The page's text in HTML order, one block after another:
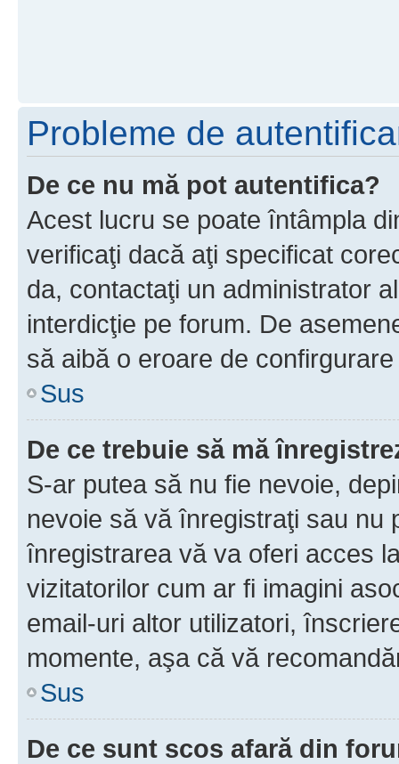
Probleme de
De ce nu mă pot autentifica?
Acest lucru se poate întâmpla
verificaţi dacă aţi specificat
da, contactaţi un administrator
interdicţie pe forum. De
să aibă o eroare de
Sus
De ce trebuie să mă
S-ar putea să nu fie nevoie,
nevoie să vă înregistraţi sau nu
înregistrarea vă va oferi acces
vizitatorilor cum ar fi imagini
email-uri altor utilizatori,
momente, aşa că vă
Sus
De ce sunt scos afară din